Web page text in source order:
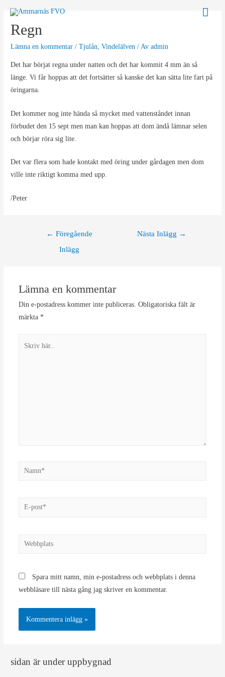
innehållRegn
Lämna en kommentar /Tjulån,Vindelälven / Av admin
Det har börjat regna under natten och det har kommit 4 mm än så
länge. Vi får hoppas att det fortsätter så kanske det kan sätta lite fart på
öringarna.
Det kommer nog inte hända så mycket med vattenståndet innan
förbudet den 15 sept men man kan hoppas att dom ändå lämnar selen
och börjar röra sig lite.
Det var flera som hade kontakt med öring under gårdagen men dom
ville inte riktigt komma med upp.
/Peter
Inläggsnavigering
← Föregående
Inlägg
Nästa Inlägg →
Lämna en kommentar
Din e-postadress kommer inte publiceras. Obligatoriska fält är
märkta *
Namn*
E-
Webbplats
Spara mitt namn, min e-postadress och webbplats i denna
webbläsare till nästa gång jag skriver en kommentar.
sidan är under uppbygnad